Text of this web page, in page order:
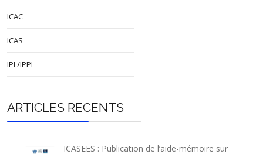
ICAC
ICAS
IPI /IPPI
ARTICLES RECENTS
ICASEES : Publication de l’aide-mémoire sur